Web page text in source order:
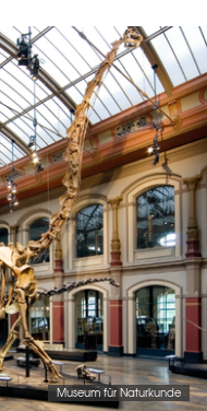
Museum für Naturkunde